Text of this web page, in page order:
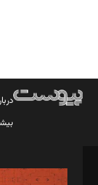
مدیر مسئول: